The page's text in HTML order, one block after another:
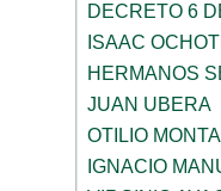
DECRETO 6
ISAAC
HERMANOS
JUAN UBERA
OTILIO
IGNACIO